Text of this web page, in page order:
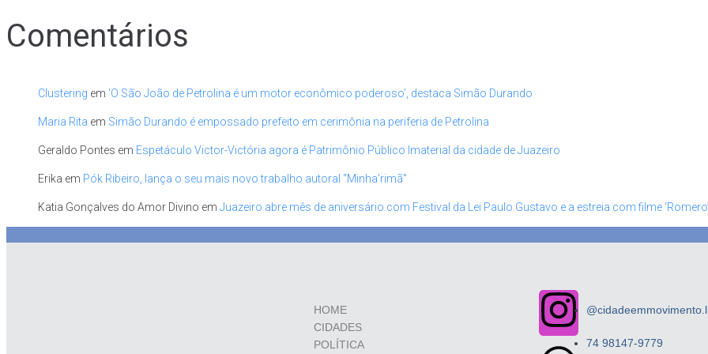
Comentários
Clustering em ‘O São João de Petrolina é um motor econômico poderoso’, destaca Simão Durando
Maria Rita em Simão Durando é empossado prefeito em cerimônia na periferia de Petrolina
Geraldo Pontes em Espetáculo Victor-Victória agora é Patrimônio Público Imaterial da cidade de Juazeiro
Erika em Pók Ribeiro, lança o seu mais novo trabalho autoral “Minha’rimã”
Katia Gonçalves do Amor Divino em Juazeiro abre mês de aniversário com Festival da Lei Paulo Gustavo e a estreia com filme
HOME
CIDADES
POLÍTICA
74 98147-9779